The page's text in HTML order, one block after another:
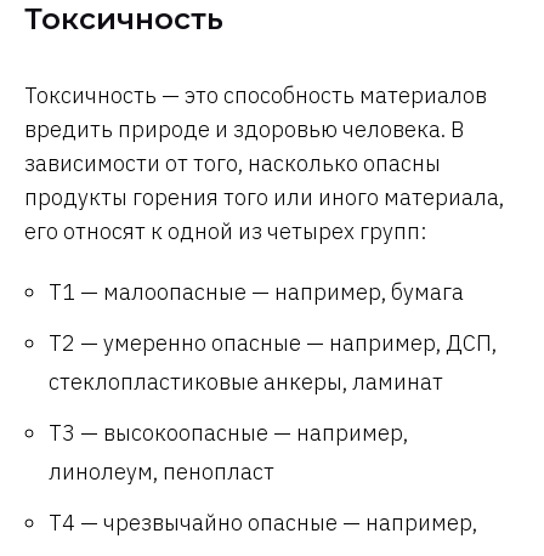
Токсичность
Токсичность — это способность материалов
вредить природе и здоровью человека. В
зависимости от того, насколько опасны
продукты горения того или иного материала,
его относят к одной из четырех групп:
Т1 — малоопасные — например, бумага
Т2 — умеренно опасные — например, ДСП,
стеклопластиковые анкеры, ламинат
Т3 — высокоопасные — например,
линолеум, пенопласт
Т4 — чрезвычайно опасные — например,